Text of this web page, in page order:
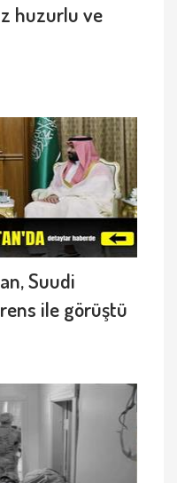
huzurlu ve
Suudi
ile görüştü